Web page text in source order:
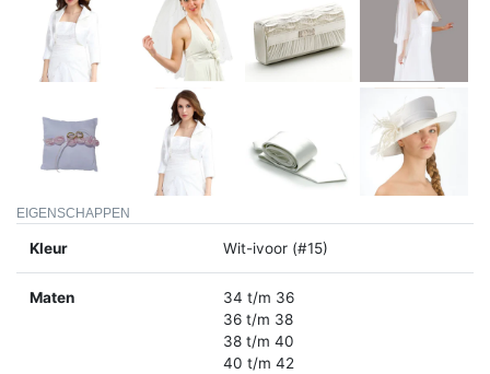
EIGENSCHAPPEN
Kleur Wit-ivoor (#15)
Maten
34 t/m 36
36 t/m 38
38 t/m 40
40 t/m 42